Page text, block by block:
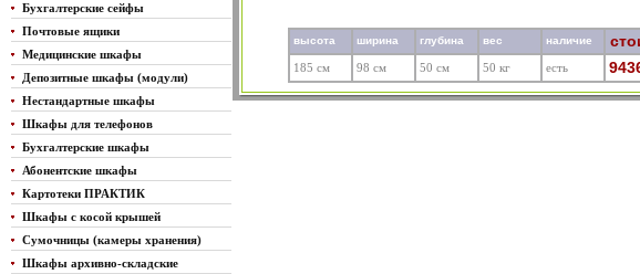
Бухгалтерские сейфы
Почтовые ящики
Медицинские шкафы
Депозитные шкафы (модули)
Нестандартные шкафы
Шкафы для телефонов
Бухгалтерские шкафы
Абонентские шкафы
Картотеки ПРАКТИК
Шкафы с косой крышей
Сумочницы (камеры хранения)
Шкафы архивно-складские
высота ширина глубина вес наличие
185 см 98 см 50 см 50 кг есть